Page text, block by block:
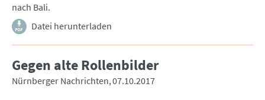
nach Bali.
Datei herunterladen
Gegen alte Rollenbilder
Nürnberger Nachrichten 07.10.2017